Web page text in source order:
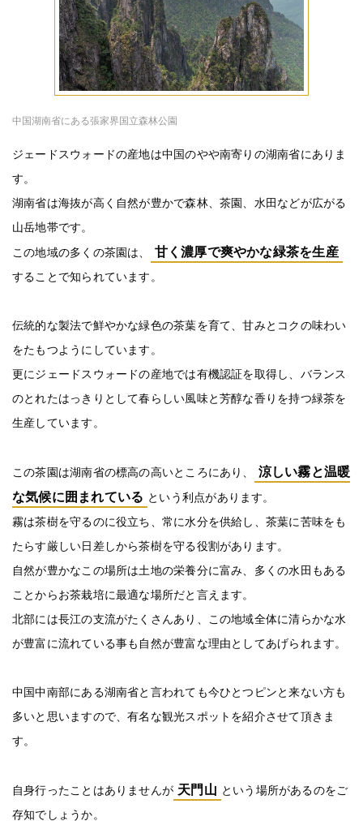
中国湖南省にある張家界国立森林公園
ジェードスウォードの産地は中国のやや南寄りの湖南省にありま
す。
湖南省は海抜が高く自然が豊かで森林、茶園、水田などが広がる
山岳地帯です。
この地域の多くの茶園は、
甘く濃厚で爽やかな緑茶を生産
することで知られています。
伝統的な製法で鮮やかな緑色の茶葉を育て、甘みとコクの味わい
をたもつようにしています。
更にジェードスウォードの産地では有機認証を取得し、バランス
のとれたはっきりとして春らしい風味と芳醇な香りを持つ緑茶を
生産しています。
この茶園は湖南省の標高の高いところにあり、
涼しい霧と温暖
な気候に囲まれている という利点があります。
霧は茶樹を守るのに役立ち、常に水分を供給し、茶葉に苦味をも
たらす厳しい日差しから茶樹を守る役割があります。
自然が豊かなこの場所は土地の栄養分に富み、多くの水田もある
ことからお茶栽培に最適な場所だと言えます。
北部には長江の支流がたくさんあり、この地域全体に清らかな水
が豊富に流れている事も自然が豊富な理由としてあげられます。
中国中南部にある湖南省と言われても今ひとつピンと来ない方も
多いと思いますので、有名な観光スポットを紹介させて頂きま
す。
自身行ったことはありませんが 天門山 という場所があるのをご
存知でしょうか。